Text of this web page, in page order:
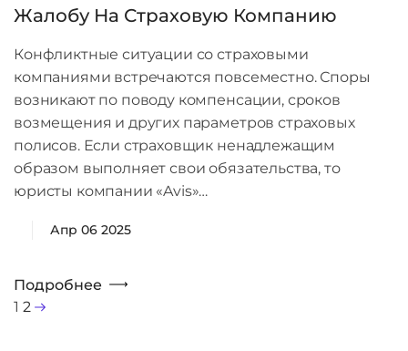
Жалобу На Страховую Компанию
Конфликтные ситуации со страховыми
компаниями встречаются повсеместно. Споры
возникают по поводу компенсации, сроков
возмещения и других параметров страховых
полисов. Если страховщик ненадлежащим
образом выполняет свои обязательства, то
юристы компании «Avis»…
Апр 06 2025
Подробнее
1 2